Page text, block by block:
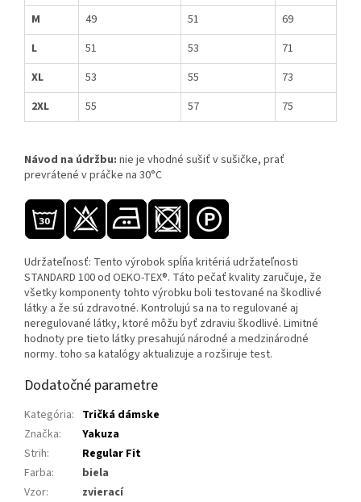
M
49 51
69
L
51 53
71
XL
53 55
73
2XL
55 57 75
Návod na údržbu: nie je vhodné sušiť v sušičke, prať
prevrátené v práčke na 30°C
Udržateľnosť: Tento výrobok spĺňa kritériá udržateľnosti
STANDARD 100 od OEKO-TEX®. Táto pečať kvality zaručuje, že
všetky komponenty tohto výrobku boli testované na škodlivé
látky a že sú zdravotné. Kontrolujú sa na to regulované aj
neregulované látky, ktoré môžu byť zdraviu škodlivé. Limitné
hodnoty pre tieto látky presahujú národné a medzinárodné
normy. toho sa katalógy aktualizuje a rozširuje test.
Dodatočné parametre
Kategória: Tričká dámske
Značka:
Yakuza
Strih:
Regular Fit
Farba:
biela
Vzor: zvierací